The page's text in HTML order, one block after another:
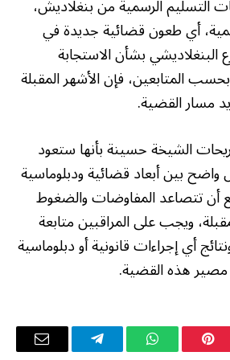
التسليم الرسمية من بنغلاديش،
أي طعون قضائية جديدة في
البنغلاديشي بشأن الاستجابة
المتابعين، فإن الأشهر المقبلة
مسار القضية.
الشيخة حسينة بأنها ستعود
واضح بين أبعاد قضائية ودبلوماسية
أن تتصاعد المفاوضات والضغوط
ويجب على المراقبين متابعة
أي إجراءات قانونية أو دبلوماسية
هذه القضية.
بينتيريستواتساب تيلقرام
البريد